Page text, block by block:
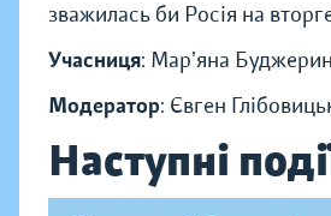
зважилась би Росія на
Учасниця: Марʼяна Буджерин
Модератор: Євген
Наступні